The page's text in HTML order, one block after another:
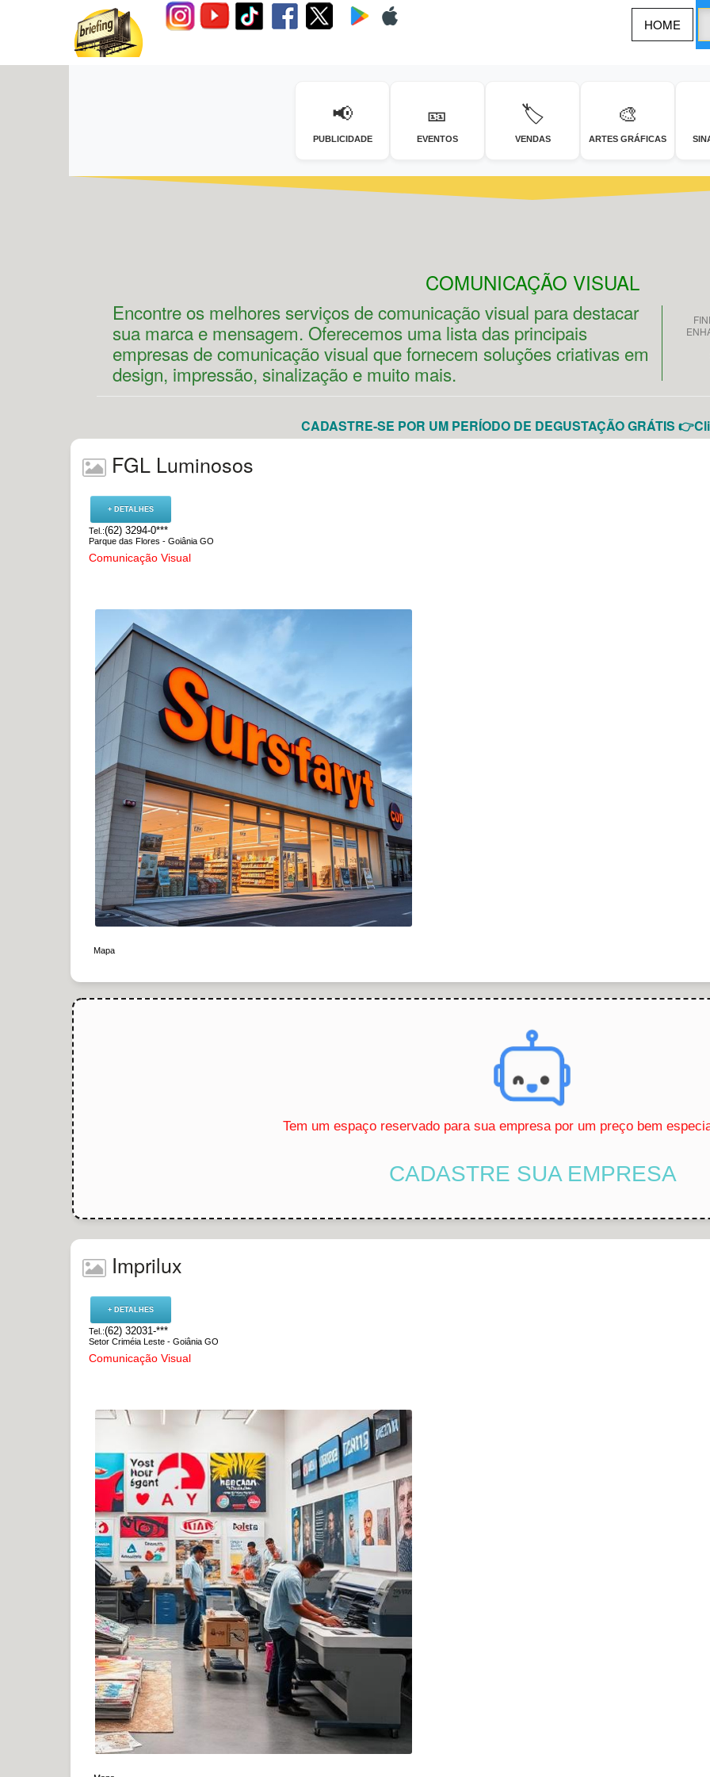
HOME
📢
PUBLICIDADE
🎫
EVENTOS
🏷️
VENDAS
🎨
ARTES GRÁFICAS
COMUNICAÇÃO VISUAL
Encontre os melhores serviços de comunicação visual para destacar
sua marca e mensagem. Oferecemos uma lista das principais
empresas de comunicação visual que fornecem soluções criativas em
design, impressão, sinalização e muito mais.
CADASTRE-SE POR UM PERÍODO DE DEGUSTAÇÃO GRÁTIS
FGL Luminosos
+ DETALHES
Tel.:(62) 3294-0***
Parque das Flores - Goiânia GO
Comunicação Visual
Mapa
Tem um espaço reservado para sua empresa por um preço bem
CADASTRE SUA EMPRESA
Imprilux
+ DETALHES
Tel.:(62) 32031-***
Setor Criméia Leste - Goiânia GO
Comunicação Visual